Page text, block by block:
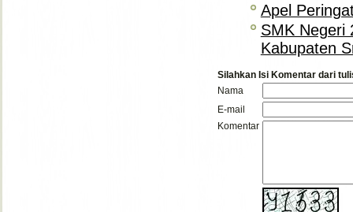
Apel
SMK Negeri
Kabupaten
Silahkan Isi Komentar dari
Nama
E-mail
Komentar